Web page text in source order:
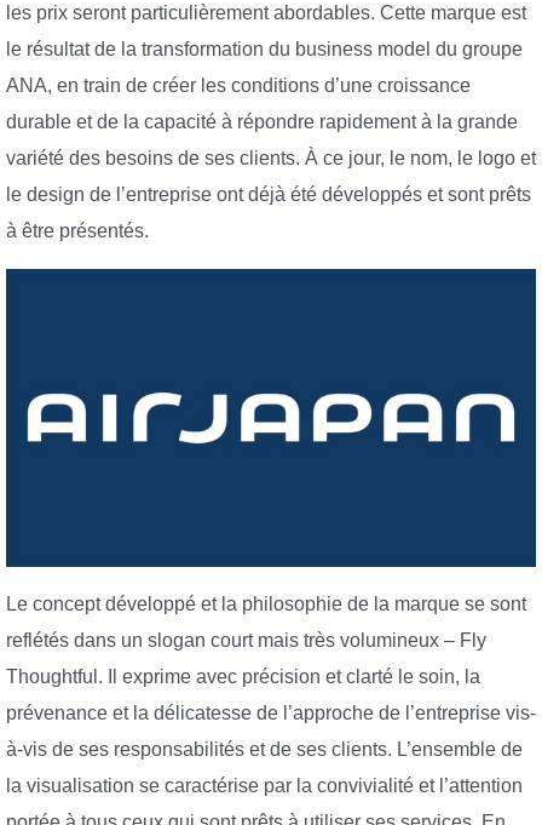
les prix seront particulièrement abordables. Cette marque est
le résultat de la transformation du business model du groupe
ANA, en train de créer les conditions d’une croissance
durable et de la capacité à répondre rapidement à la grande
variété des besoins de ses clients. À ce jour, le nom, le logo et
le design de l’entreprise ont déjà été développés et sont prêts
à être présentés.
Le concept développé et la philosophie de la marque se sont
reflétés dans un slogan court mais très volumineux – Fly
Thoughtful. Il exprime avec précision et clarté le soin, la
prévenance et la délicatesse de l’approche de l’entreprise vis-
à-vis de ses responsabilités et de ses clients. L’ensemble de
la visualisation se caractérise par la convivialité et l’attention